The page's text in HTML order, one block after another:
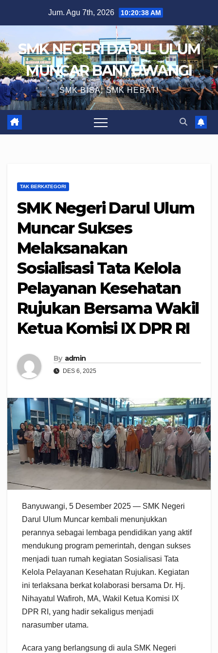
Jum. Agu 7th, 2026 10:20:39 AM
SMK NEGERI DARUL ULUM
MUNCAR BANYUWANGI
SMK BISA, SMK HEBAT!
TAK BERKATEGORI
SMK Negeri Darul Ulum
Muncar Sukses
Melaksanakan
Sosialisasi Tata Kelola
Pelayanan Kesehatan
Rujukan Bersama Wakil
Ketua Komisi IX DPR RI
By admin
DES 6, 2025
Banyuwangi, 5 Desember 2025 — SMK Negeri
Darul Ulum Muncar kembali menunjukkan
perannya sebagai lembaga pendidikan yang aktif
mendukung program pemerintah, dengan sukses
menjadi tuan rumah kegiatan Sosialisasi Tata
Kelola Pelayanan Kesehatan Rujukan. Kegiatan
ini terlaksana berkat kolaborasi bersama Dr. Hj.
Nihayatul Wafiroh, MA, Wakil Ketua Komisi IX
DPR RI, yang hadir sekaligus menjadi
narasumber utama.
Acara yang berlangsung di aula SMK Negeri